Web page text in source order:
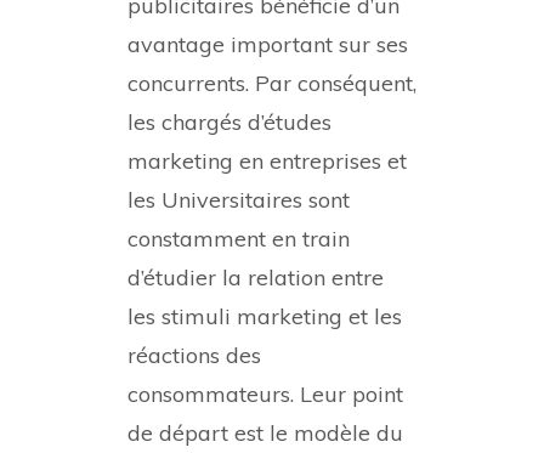
avantage important sur ses
concurrents. Par conséquent,
les chargés d’études
marketing en entreprises et
les Universitaires sont
constamment en train
d’étudier la relation entre
les stimuli marketing et les
réactions des
consommateurs. Leur point
de départ est le modèle du